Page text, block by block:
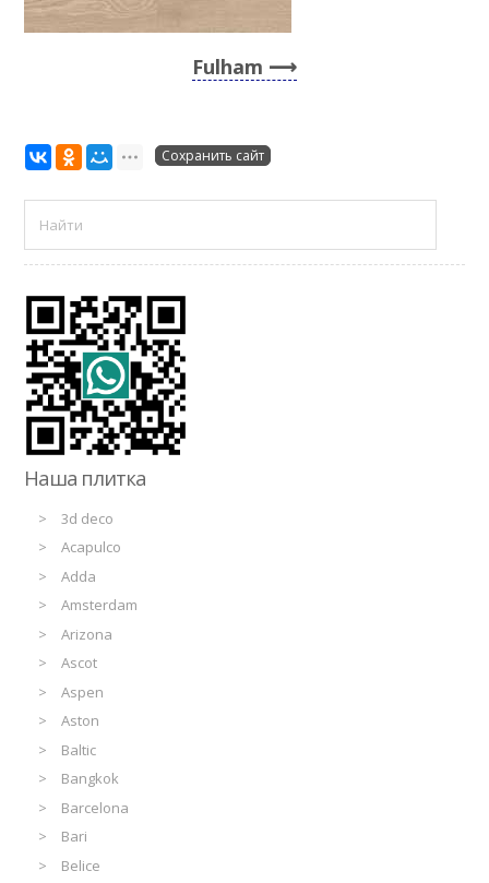
Fulham
Сохранить сайт
Наша плитка
3d deco
Acapulco
Adda
Amsterdam
Arizona
Ascot
Aspen
Aston
Baltic
Bangkok
Barcelona
Bari
Belice